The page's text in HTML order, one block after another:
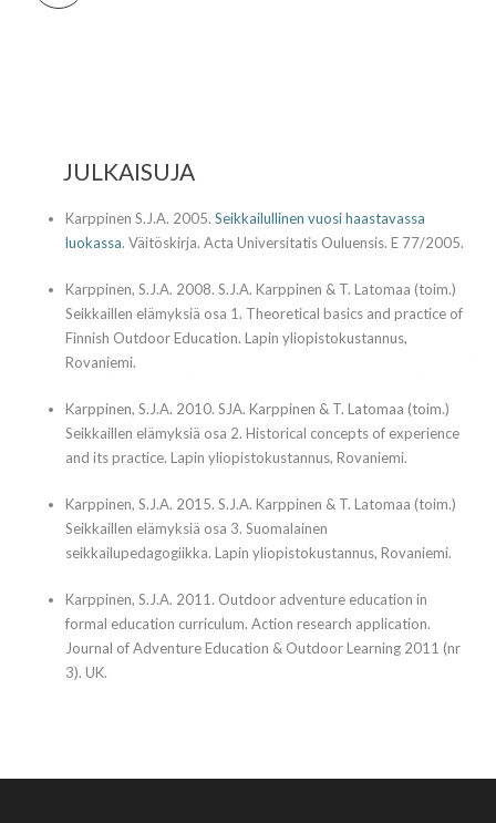
JULKAISUJA
Karppinen S.J.A. 2005. Seikkailullinen vuosi haastavassa
luokassa. Väitöskirja. Acta Universitatis Ouluensis. E 77/2005.
Karppinen, S.J.A. 2008. S.J.A. Karppinen & T. Latomaa (toim.)
Seikkaillen elämyksiä osa 1. Theoretical basics and practice of
Finnish Outdoor Education. Lapin yliopistokustannus,
Rovaniemi.
Karppinen, S.J.A. 2010. SJA. Karppinen & T. Latomaa (toim.)
Seikkaillen elämyksiä osa 2. Historical concepts of experience
and its practice. Lapin yliopistokustannus, Rovaniemi.
Karppinen, S.J.A. 2015. S.J.A. Karppinen & T. Latomaa (toim.)
Seikkaillen elämyksiä osa 3. Suomalainen
seikkailupedagogiikka. Lapin yliopistokustannus, Rovaniemi.
Karppinen, S.J.A. 2011. Outdoor adventure education in
formal education curriculum. Action research application.
Journal of Adventure Education & Outdoor Learning 2011 (nr
3). UK.